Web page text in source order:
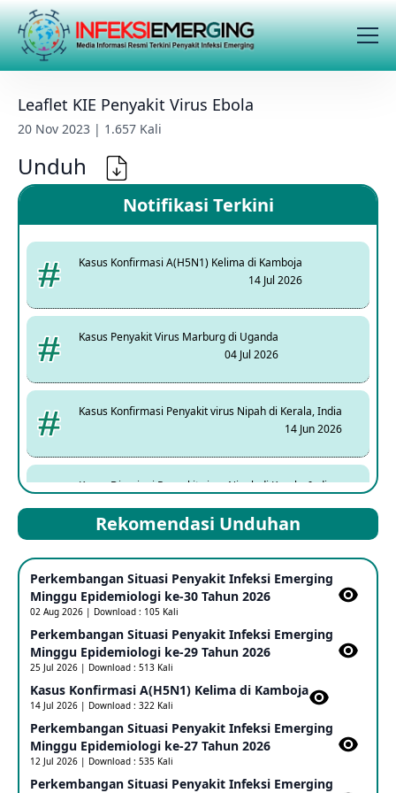
Leaflet KIE Penyakit Virus Ebola
20 Nov 2023 | 1.657 Kali
Unduh
Notifikasi Terkini
Kasus Konfirmasi A(H5N1) Kelima di Kamboja
14 Jul 2026
Kasus Penyakit Virus Marburg di Uganda
04 Jul 2026
Kasus Konfirmasi Penyakit virus Nipah di Kerala, India
14 Jun 2026
Kasus Dicurigai Penyakit virus Nipah di Kerala, India
Mpox Clade 1b di Taiwan
25 May 2026
Update Informasi PHEIC Penyakit Ebola
23 May 2026
Penetapan Outbreak Penyakit Ebola di RD Kongo dan
Uganda Sebagai PHEIC
17 May 2026
Rekomendasi Unduhan
Perkembangan Situasi Penyakit Infeksi Emerging
Minggu Epidemiologi ke-30 Tahun 2026
02 Aug 2026 | Download : 105 Kali
Perkembangan Situasi Penyakit Infeksi Emerging
Minggu Epidemiologi ke-29 Tahun 2026
25 Jul 2026 | Download : 513 Kali
Kasus Konfirmasi A(H5N1) Kelima di Kamboja​
14 Jul 2026 | Download : 322 Kali
Perkembangan Situasi Penyakit Infeksi Emerging
Minggu Epidemiologi ke-27 Tahun 2026
12 Jul 2026 | Download : 535 Kali
Perkembangan Situasi Penyakit Infeksi Emerging